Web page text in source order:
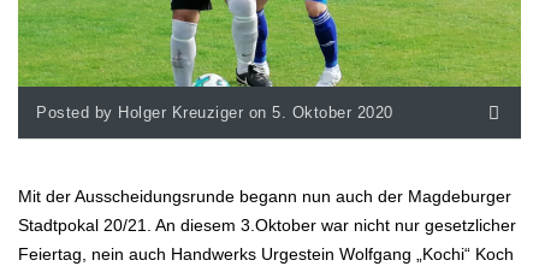
Posted by Holger Kreuziger on 5. Oktober 2020
Mit der Ausscheidungsrunde begann nun auch der Magdeburger
Stadtpokal 20/21. An diesem 3.Oktober war nicht nur gesetzlicher
Feiertag, nein auch Handwerks Urgestein Wolfgang „Kochi“ Koch